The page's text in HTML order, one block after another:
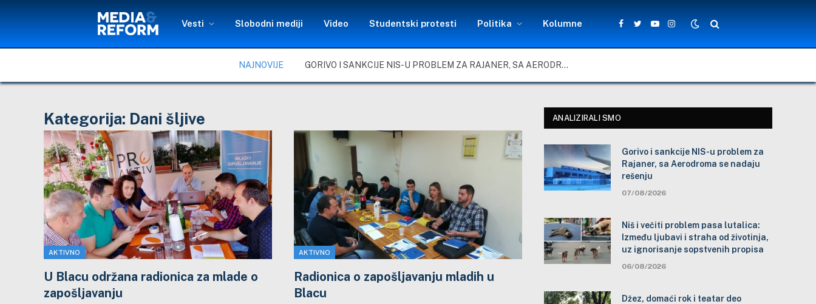
Vesti Slobodni mediji Video Studentski protesti Politika Kolumne
Facebook
TwitterYouTubeInstagram
NAJNOVIJE GORIVO I SANKCIJE NIS-U PROBLEM ZA RAJANER, SA AERODROMA SE NADAJU REŠENJU
Kategorija: Dani šljive
AKTIVNO
U Blacu održana radionica za mlade o
zapošljavanju
AKTIVNO
Radionica o zapošljavanju mladih u
Blacu
ANALIZIRALI SMO
Gorivo i sankcije NIS-u problem za
Rajaner, sa Aerodroma se nadaju
rešenju
07/08/2026
Niš i večiti problem pasa lutalica:
Između ljubavi i straha od životinja,
uz ignorisanje sopstvenih propisa
06/08/2026
Džez, domaći rok i teatar deo